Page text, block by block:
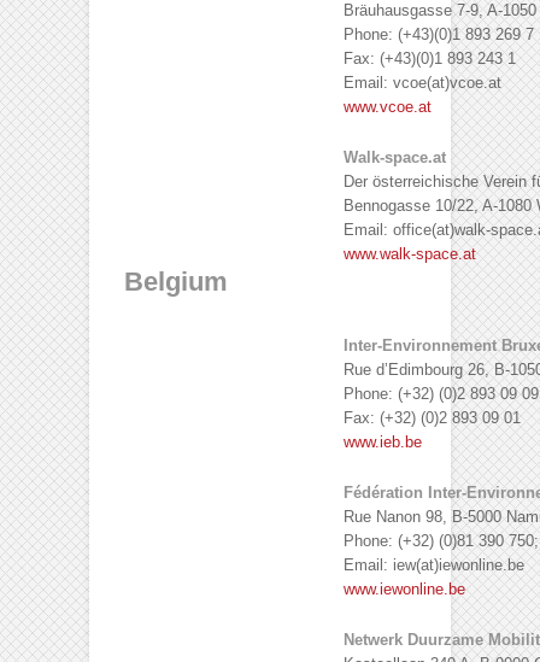
Bräuhausgasse 7-9, A-
Phone: (+43)(0)1 893 269 7
Fax: (+43)(0)1 893 243 1
Email: vcoe(at)vcoe.at
www.vcoe.at
Walk-space.at
Der österreichische Verein
Bennogasse 10/22, A-1080
Email: office(at)walk-
www.walk-space.at
Belgium
Inter-Environnement
Rue d’Edimbourg 26, B-
Phone: (+32) (0)2 893 09 09
Fax: (+32) (0)2 893 09 01
www.ieb.be
Fédération Inter-
Rue Nanon 98, B-5000
Phone: (+32) (0)81 390
Email: iew(at)iewonline.be
www.iewonline.be
Netwerk Duurzame